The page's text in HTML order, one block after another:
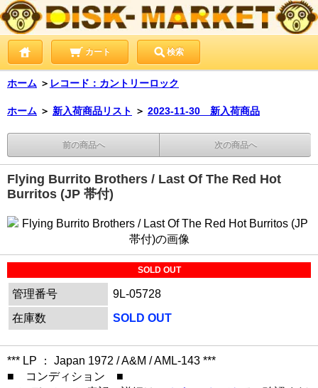
カート 検索
ホーム ＞ レコード：カントリーロック
ホーム ＞ 新入荷商品リスト ＞ 2023-11-30 新入荷商品
前の商品へ 次の商品へ
Flying Burrito Brothers / Last Of The Red Hot
Burritos (JP 帯付)
SOLD OUT
管理番号
9L-05728
在庫数
SOLD OUT
*** LP ： Japan 1972 / A&M / AML-143 ***
■ コンディション ■